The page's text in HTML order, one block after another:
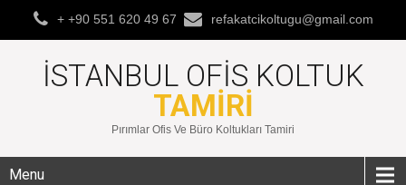
+ +90 551 620 49 67 refakatcikoltugu@gmail.com
İSTANBUL OFIS KOLTUK
TAMIRI
Pırımlar Ofis Ve Büro Koltukları Tamiri
Menu